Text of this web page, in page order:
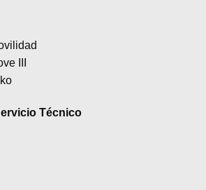
III
Técnico